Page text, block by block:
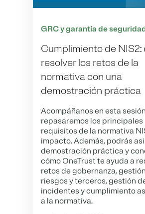
GRC y garantía de
Cumplimiento de NIS2:
resolver los retos de la
normativa con una
demostración práctica
Acompáñanos en esta
repasaremos los principales
requisitos de la normativa
impacto. Además, podrás
demostración práctica y
cómo OneTrust te ayuda a
retos de gobernanza,
riesgos y terceros, gestión
incidentes y cumplimiento
a la normativa.